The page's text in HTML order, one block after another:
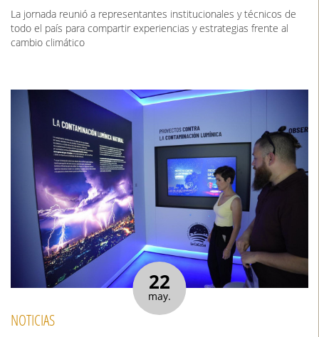
La jornada reunió a representantes institucionales y técnicos de
todo el país para compartir experiencias y estrategias frente al
cambio climático
22
may.
NOTICIAS